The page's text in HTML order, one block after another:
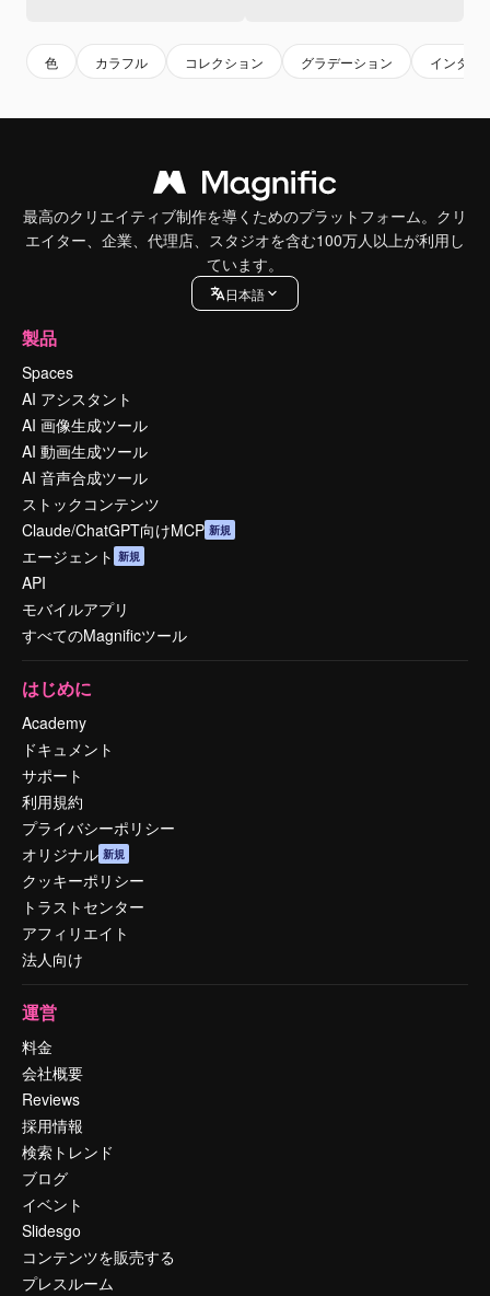
色 カラフル コレクション グラデーション インター
最高のクリエイティブ制作を導くためのプラットフォーム。クリ
エイター、企業、代理店、スタジオを含む100万人以上が利用し
ています。
日本語
製品
Spaces
AI アシスタント
AI 画像生成ツール
AI 動画生成ツール
AI 音声合成ツール
ストックコンテンツ
Claude/ChatGPT向けMCP 新規
エージェント 新規
API
モバイルアプリ
すべてのMagnificツール
はじめに
Academy
ドキュメント
サポート
利用規約
プライバシーポリシー
オリジナル 新規
クッキーポリシー
トラストセンター
アフィリエイト
法人向け
運営
料金
会社概要
Reviews
採用情報
検索トレンド
ブログ
イベント
Slidesgo
コンテンツを販売する
プレスルーム